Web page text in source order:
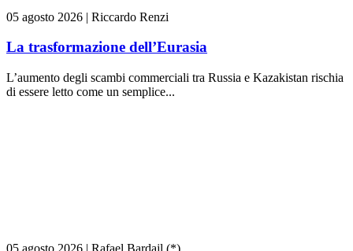
05 agosto 2026 | Riccardo Renzi
La trasformazione dell’Eurasia
L’aumento degli scambi commerciali tra Russia e Kazakistan rischia
di essere letto come un semplice...